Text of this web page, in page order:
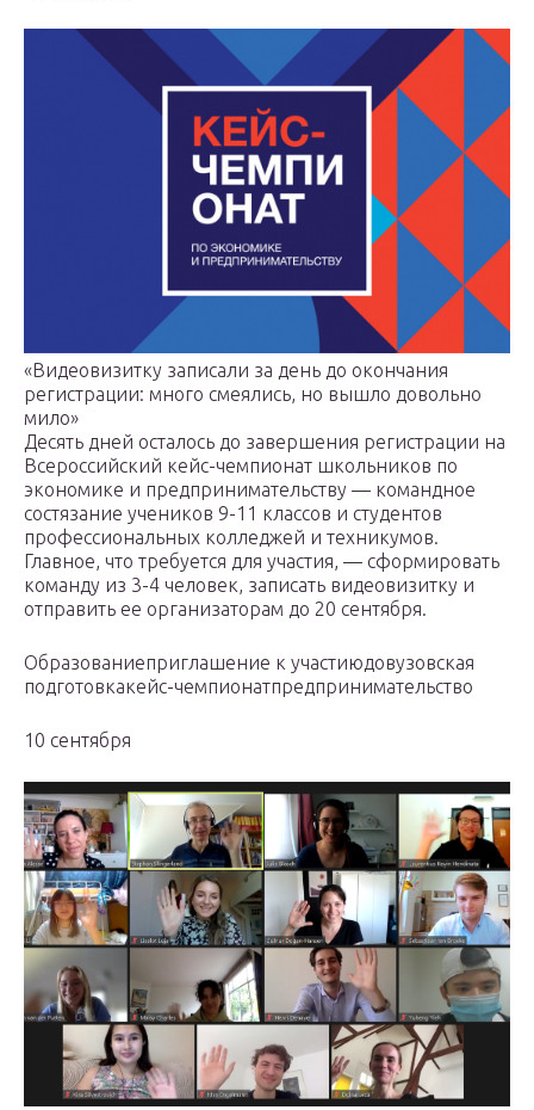
«Видеовизитку записали за день до окончания
регистрации: много смеялись, но вышло довольно
мило»
Десять дней осталось до завершения регистрации на
Всероссийский кейс-чемпионат школьников по
экономике и предпринимательству — командное
состязание учеников 9-11 классов и студентов
профессиональных колледжей и техникумов.
Главное, что требуется для участия, — сформировать
команду из 3-4 человек, записать видеовизитку и
отправить ее организаторам до 20 сентября.
Образованиеприглашение к участиюдовузовская
подготовкакейс-чемпионатпредпринимательство
10 сентября